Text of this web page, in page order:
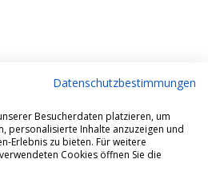
Datenschutzbestimmungen
Besucherdaten platzieren, um
personalisierte Inhalte anzuzeigen und
Erlebnis zu bieten. Für weitere
Cookies öffnen Sie die